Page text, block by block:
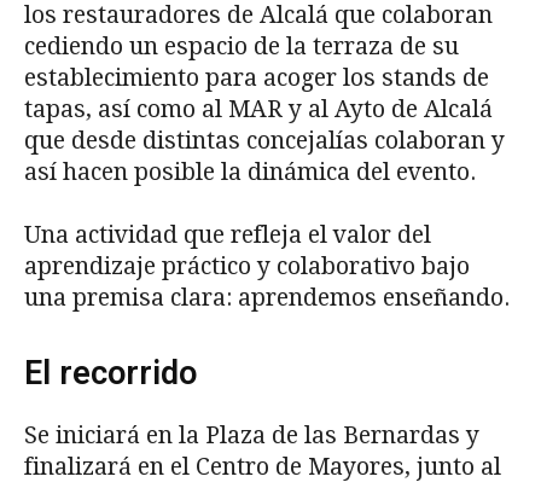
los restauradores de Alcalá que colaboran
cediendo un espacio de la terraza de su
establecimiento para acoger los stands de
tapas, así como al MAR y al Ayto de Alcalá
que desde distintas concejalías colaboran y
así hacen posible la dinámica del evento.
Una actividad que refleja el valor del
aprendizaje práctico y colaborativo bajo
una premisa clara: aprendemos enseñando.
El recorrido
Se iniciará en la Plaza de las Bernardas y
finalizará en el Centro de Mayores, junto al